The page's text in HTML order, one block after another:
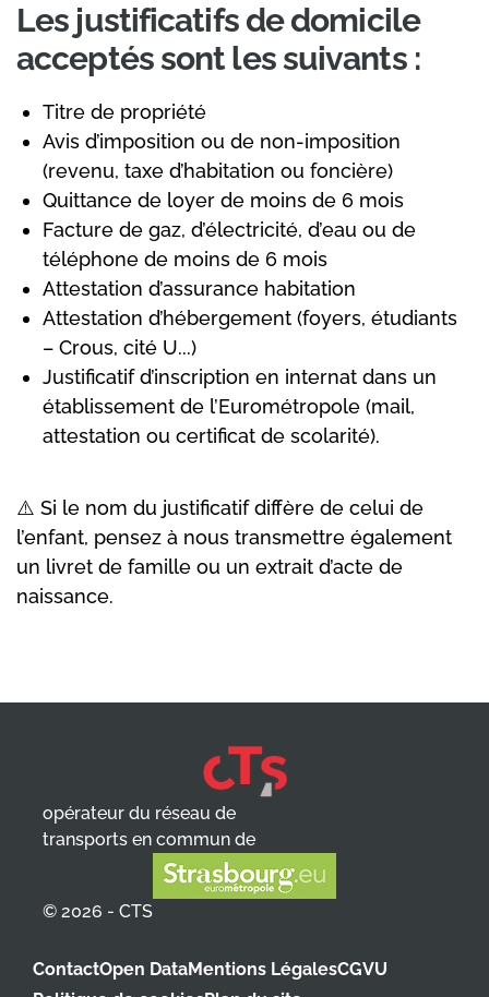
Les justificatifs de domicile
acceptés sont les suivants :
Titre de propriété
Avis d’imposition ou de non-imposition
(revenu, taxe d’habitation ou foncière)
Quittance de loyer de moins de 6 mois
Facture de gaz, d’électricité, d’eau ou de
téléphone de moins de 6 mois
Attestation d’assurance habitation
Attestation d’hébergement (foyers, étudiants
– Crous, cité U...)
Justificatif d’inscription en internat dans un
établissement de l’Eurométropole (mail,
attestation ou certificat de scolarité).
⚠️ Si le nom du justificatif diffère de celui de
l’enfant, pensez à nous transmettre également
un livret de famille ou un extrait d’acte de
naissance.
opérateur du réseau de
transports en commun de
© 2026 - CTS
ContactOpen DataMentions LégalesCGVU